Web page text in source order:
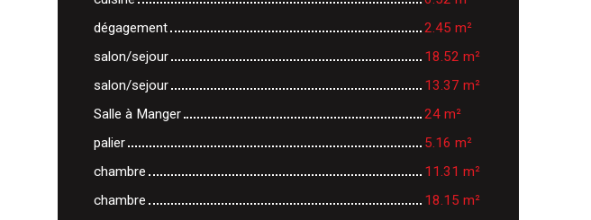
dégagement
2.45 m²
salon/sejour
18.52 m²
salon/sejour
13.37 m²
Salle à Manger
24 m²
palier
5.16 m²
chambre
11.31 m²
chambre
18.15 m²